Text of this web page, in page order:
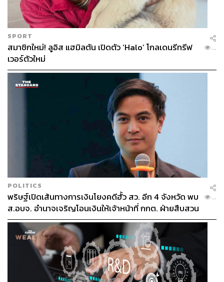
SPORT
สมาชิกใหม่! ลูอิส แฮมิลตัน เปิดตัว ‘Halo’ โกลเดนรีทรีฟ
เวอร์ตัวใหม่
...
POLITICS
พริษฐ์เปิดเส้นทางการเงินโยงคดีฮั้ว สว. อีก 4 จังหวัด พบ
ส.อบจ. อำนาจเจริญโอนเงินให้เจ้าหน้าที่ กกต. ฝ่ายสืบสวน
...